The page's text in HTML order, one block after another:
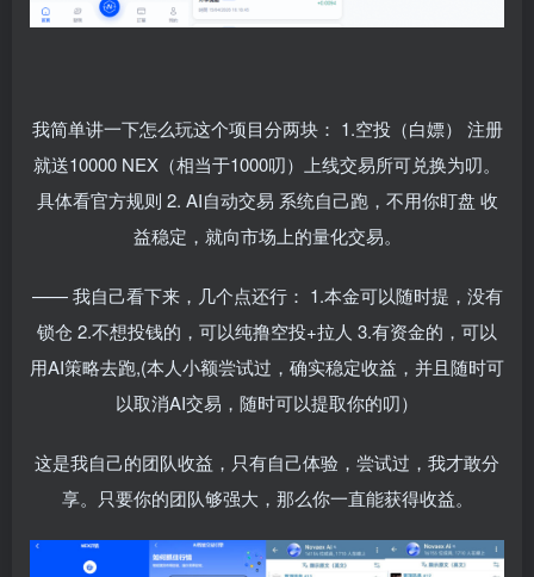
我简单讲一下怎么玩这个项目分两块： 1.空投（白嫖）
注册
就送10000 NEX （相当于1000叨）上线交易所可兑换为叨。
具体看官方规则 2. AI自动交易 系统自己跑，不用你盯盘 收
益稳定，就向市场上的量化交易。
——我自己看下来，几个点还行： 1.本金可以随时提，没有
锁仓 2.不想投钱的，可以纯撸空投+拉人 3.有资金的，可以
用AI策略去跑,(本人小额尝试过，确实稳定收益，并且随时可
以取消AI交易，随时可以提取你的叨）
这是我自己的团队收益，只有自己体验，尝试过，我才敢分
享。只要你的团队够强大，那么你一直能获得收益。